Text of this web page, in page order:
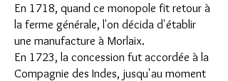
En 1718, quand ce monopole fit retour à
la ferme générale, l'on décida d'établir
une manufacture à Morlaix.
En 1723, la concession fut accordée à la
Compagnie des Indes, jusqu'au moment